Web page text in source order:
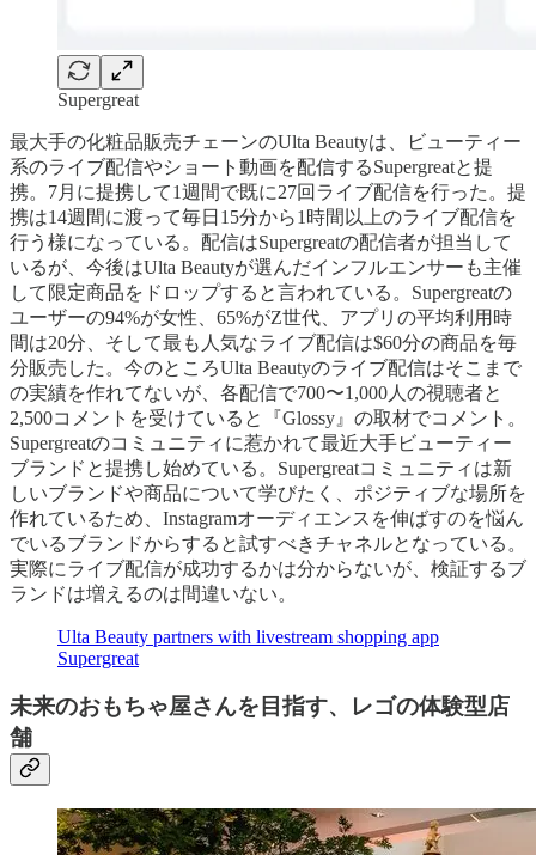
Supergreat
最大手の化粧品販売チェーンのUlta Beautyは、ビューティー
系のライブ配信やショート動画を配信するSupergreatと提
携。7月に提携して1週間で既に27回ライブ配信を行った。提
携は14週間に渡って毎日15分から1時間以上のライブ配信を
行う様になっている。配信はSupergreatの配信者が担当して
いるが、今後はUlta Beautyが選んだインフルエンサーも主催
して限定商品をドロップすると言われている。Supergreatの
ユーザーの94%が女性、65%がZ世代、アプリの平均利用時
間は20分、そして最も人気なライブ配信は$60分の商品を毎
分販売した。今のところUlta Beautyのライブ配信はそこまで
の実績を作れてないが、各配信で700〜1,000人の視聴者と
2,500コメントを受けていると『Glossy』の取材でコメント。
Supergreatのコミュニティに惹かれて最近大手ビューティー
ブランドと提携し始めている。Supergreatコミュニティは新
しいブランドや商品について学びたく、ポジティブな場所を
作れているため、Instagramオーディエンスを伸ばすのを悩ん
でいるブランドからすると試すべきチャネルとなっている。
実際にライブ配信が成功するかは分からないが、検証するブ
ランドは増えるのは間違いない。
Ulta Beauty partners with livestream shopping app
Supergreat
未来のおもちゃ屋さんを目指す、レゴの体験型店
舗